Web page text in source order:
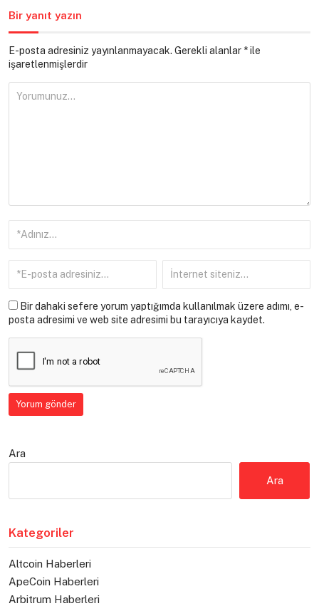
Bir yanıt yazın
E-posta adresiniz yayınlanmayacak. Gerekli alanlar *ile
işaretlenmişlerdir
Bir dahaki sefere yorum yaptığımda kullanılmak üzere adımı, e-
posta adresimi ve web site adresimi bu tarayıcıya kaydet.
Ara
Ara
Kategoriler
Altcoin Haberleri
ApeCoin Haberleri
Arbitrum Haberleri